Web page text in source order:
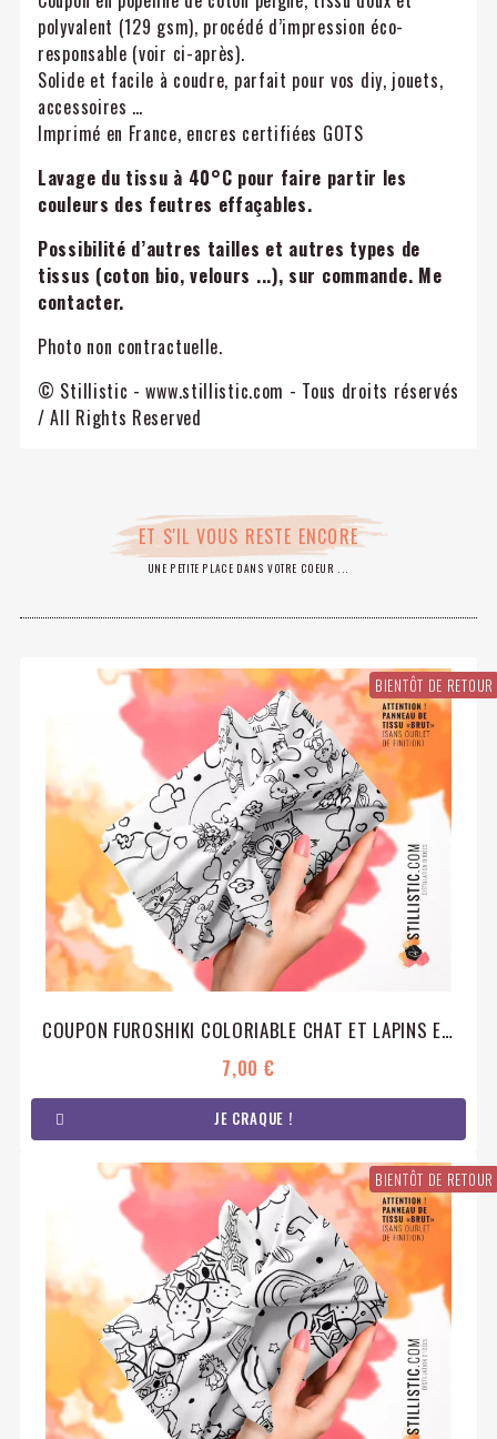
polyvalent (129 gsm), procédé d’impression éco-
responsable (voir ci-après).
Solide et facile à coudre, parfait pour vos diy, jouets,
accessoires …
Imprimé en France, encres certifiées GOTS
Lavage du tissu à 40°C pour faire partir les
couleurs des feutres effaçables.
Possibilité d’autres tailles et autres types de
tissus (coton bio, velours ...), sur commande. Me
contacter.
Photo non contractuelle.
© Stillistic - www.stillistic.com - Tous droits réservés
/ All Rights Reserved
ET S'IL VOUS RESTE ENCORE
UNE PETITE PLACE DANS VOTRE COEUR ...
BIENTÔT DE RETOUR
COUPON FUROSHIKI COLORIABLE CHAT ET LAPINS EMBALLAGE CADEAU COTON ÉCO-RESPONSABLE
7,00 €
JE CRAQUE !
BIENTÔT DE RETOUR